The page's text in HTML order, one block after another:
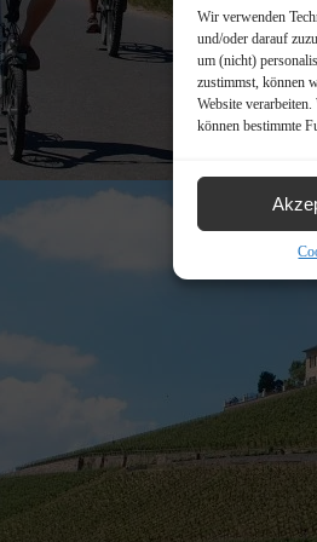
Wir verwenden
und/oder darauf
um (nicht)
zustimmst, können
Website
können bestimmte